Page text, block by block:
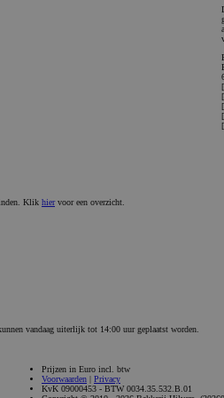
Klik hiervoor een overzicht.
vandaag uiterlijk tot 14:00 uur geplaatst worden.
Prijzen in Euro incl. btw
Voorwaarden | Privacy
KvK 09000453 - BTW 0034.35.532.B.01